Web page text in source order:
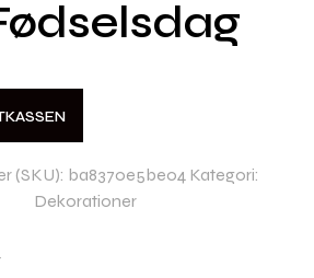
(SKU): ba8370e5be04 Kategori:
Dekorationer